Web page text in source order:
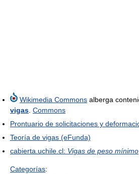
Wikimedia Commons alberga
vigas Commons
Prontuario de solicitaciones y
Teoría de vigas (eFunda)
cabierta.uchile.cl: Vigas de peso mínimo
Categorías: